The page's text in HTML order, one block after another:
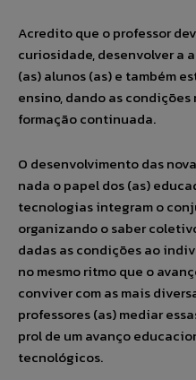
Acredito que o professor
curiosidade, desenvolver a
(as) alunos (as) e também
ensino, dando as
formação continuada.
O desenvolvimento das
nada o papel dos (as)
tecnologias integram o
organizando o saber
dadas as condições ao
no mesmo ritmo que o
conviver com as mais
professores (as) mediar
prol de um avanço
tecnológicos.